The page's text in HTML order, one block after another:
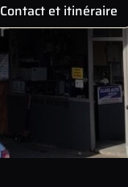
Contact et itinéraire